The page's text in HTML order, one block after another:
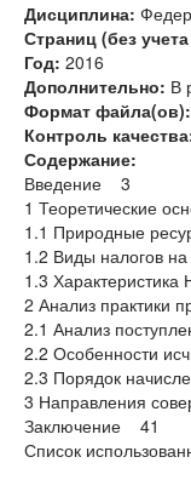
Дисциплина:
Страниц (без
Год: 2016
Дополнительно: В
Формат файла(ов):
Контроль
Содержание:
Введение 3
1 Теоретические
1.1 Природные
1.2 Виды налогов
1.3
2 Анализ практики
2.1 Анализ
2.2 Особенности
2.3 Порядок
3 Направления
Заключение 41
Список